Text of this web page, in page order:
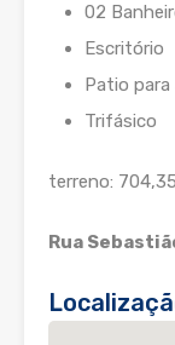
02
Escritório
Patio
Trifásico
terreno:
Rua